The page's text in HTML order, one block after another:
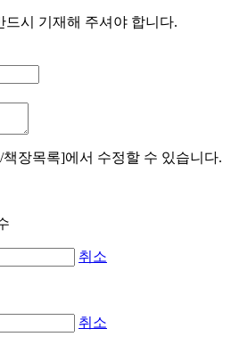
드시 기재해 주셔야 합니다.
장목록]에서 수정할 수 있습니다.
취소
취소